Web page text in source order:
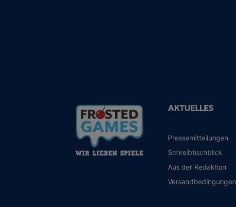
AKTUELLES
Pressemitteilungen
Schreibtischblick
Aus der Redaktion
Versandbedingungen